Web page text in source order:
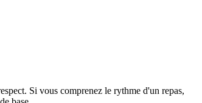
Si vous comprenez le rythme d'un repas,